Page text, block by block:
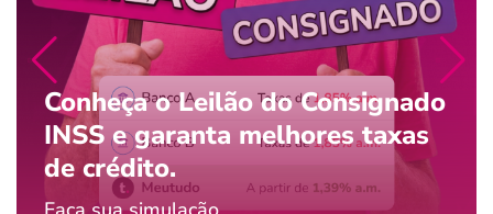
Conheça o Leilão do Consignado
INSS e garanta melhores taxas
de crédito.